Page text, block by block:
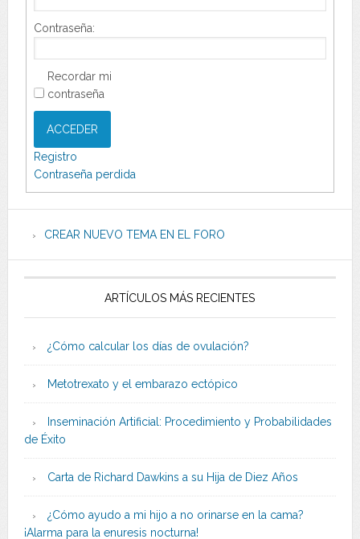
Contraseña:
Recordar mi
contraseña
ACCEDER
Registro
Contraseña perdida
CREAR NUEVO TEMA EN EL FORO
ARTÍCULOS MÁS RECIENTES
¿Cómo calcular los días de ovulación?
Metotrexato y el embarazo ectópico
Inseminación Artificial: Procedimiento y Probabilidades
de Éxito
Carta de Richard Dawkins a su Hija de Diez Años
¿Cómo ayudo a mi hijo a no orinarse en la cama?
¡Alarma para la enuresis nocturna!